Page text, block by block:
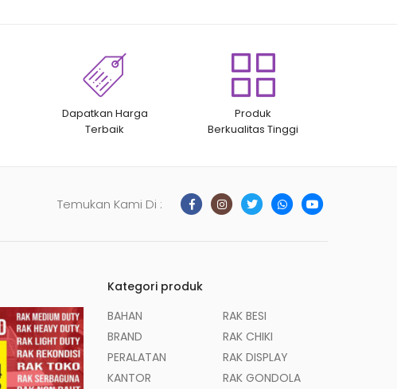
Dapatkan Harga
Terbaik
Produk
Berkualitas Tinggi
Temukan Kami Di :
Kategori produk
BAHAN
BRAND
PERALATAN
KANTOR
RAK BESI
RAK CHIKI
RAK DISPLAY
RAK GONDOLA